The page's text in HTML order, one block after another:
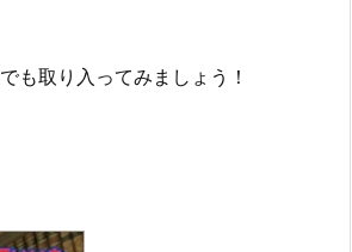
も取り入ってみましょう！